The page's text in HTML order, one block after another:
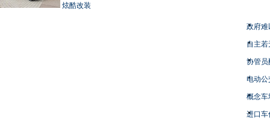
炫酷改装
政府难
自主
协管员
电动
概念车
进口车